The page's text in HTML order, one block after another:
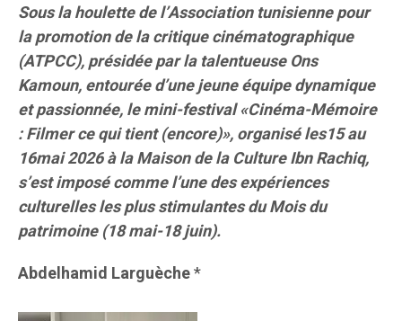
Sous la houlette de l’Association tunisienne pour
la promotion de la critique cinématographique
(ATPCC), présidée par la talentueuse Ons
Kamoun, entourée d’une jeune équipe dynamique
et passionnée, le mini-festival«Cinéma-Mémoire
: Filmer ce qui tient (encore)», organisé les15 au
16mai 2026 à la Maison de la Culture Ibn Rachiq,
s’est imposé comme l’une des expériences
culturelles les plus stimulantes du Mois du
patrimoine (18 mai-18 juin).
Abdelhamid Larguèche*